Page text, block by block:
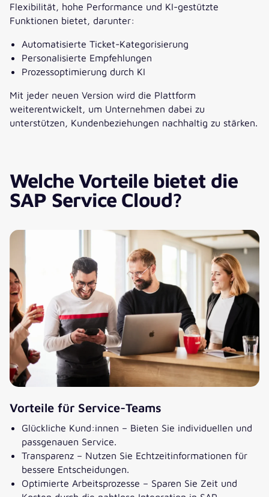
Flexibilität, hohe Performance und KI-gestützte
Funktionen bietet, darunter:
Automatisierte Ticket-Kategorisierung
Personalisierte Empfehlungen
Prozessoptimierung durch KI
Mit jeder neuen Version wird die Plattform
weiterentwickelt, um Unternehmen dabei zu
unterstützen, Kundenbeziehungen nachhaltig zu stärken.
Welche Vorteile bietet die
SAP Service Cloud?
Vorteile für Service-Teams
Glückliche Kund:innen – Bieten Sie individuellen und
passgenauen Service.
Transparenz – Nutzen Sie Echtzeitinformationen für
bessere Entscheidungen.
Optimierte Arbeitsprozesse – Sparen Sie Zeit und